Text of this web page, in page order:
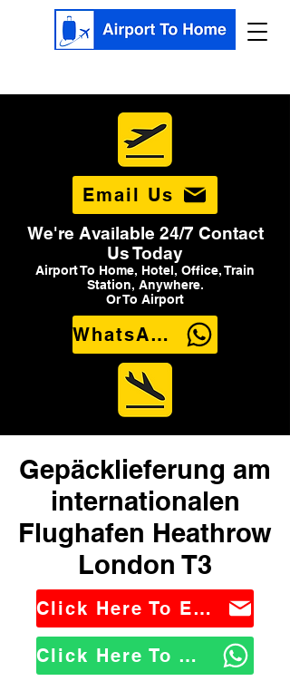
Email Us
We're Available 24/7 Contact
Us Today
Airport To Home, Hotel, Office, Train
Station, Anywhere.
Or To Airport
WhatsApp Us
Gepäcklieferung am
internationalen
Flughafen Heathrow
London T3
Click Here To Email Us
Click Here To WhatsApp Us